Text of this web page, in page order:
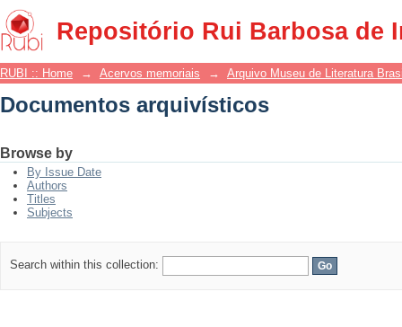
Repositório Rui Barbosa de
Documentos arquivísticos
RUBI :: Home → Acervos memoriais → Arquivo Museu de Literatura
Documentos arquivísticos
Browse by
By Issue Date
Authors
Titles
Subjects
Search within this collection: